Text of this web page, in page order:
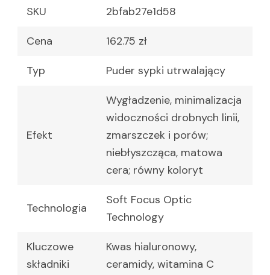
SKU 2bfab27e1d58
Cena 162.75 zł
Typ Puder sypki utrwalający
Efekt
Wygładzenie, minimalizacja
widoczności drobnych linii,
zmarszczek i porów;
niebłyszcząca, matowa
cera; równy koloryt
Technologia
Soft Focus Optic
Technology
Kluczowe
składniki
Kwas hialuronowy,
ceramidy, witamina C